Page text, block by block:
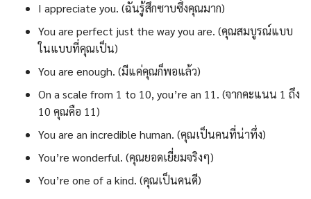
I appreciate you. (ฉันรู้สึกซาบซึ้งคุณมาก)
You are perfect just the way you are. (คุณสมบูรณ์แบบ
ในแบบที่คุณเป็น)
You are enough. (มีแค่คุณก็พอแล้ว)
On a scale from 1 to 10, you’re an 11. (จากคะแนน 1 ถึง
10 คุณคือ 11)
You are an incredible human. (คุณเป็นคนที่น่าทึ่ง)
You’re wonderful. (คุณยอดเยี่ยมจริงๆ)
You’re one of a kind. (คุณเป็นคนดี)